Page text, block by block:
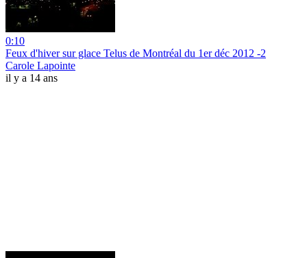
0:10
Feux d'hiver sur glace Telus de Montréal du 1er déc 2012 -2
Carole Lapointe
il y a 14 ans